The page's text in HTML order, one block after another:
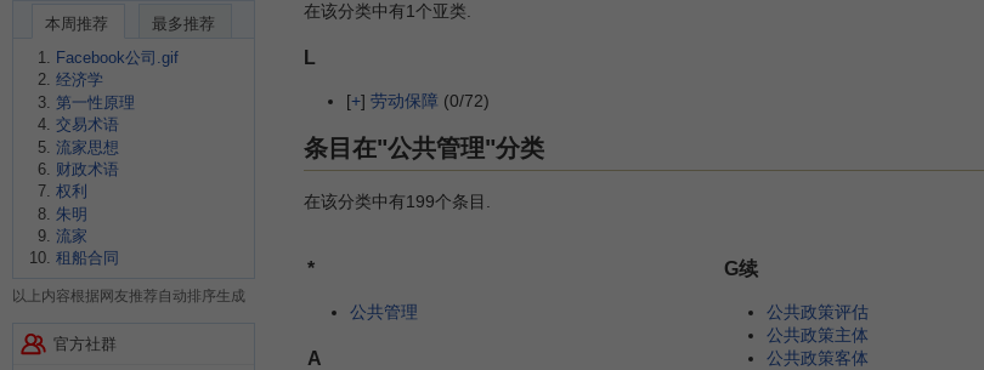
在该分类中有1个亚类.
L
[+] 劳动保障 (0/72)
条目在"公共管理"分类
在该分类中有199个条目.
*
公共管理
A
G续
公共政策评估
公共政策主体
公共政策客体
本周推荐
最多推荐
Facebook公司.gif
经济学
第一性原理
交易术语
流家思想
财政术语
权利
朱明
流家
租船合同
以上内容根据网友推荐自动排序生成
官方社群